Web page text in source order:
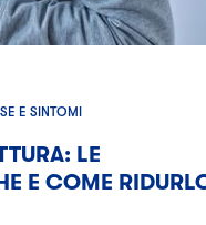
E SINTOMI
LE
E COME